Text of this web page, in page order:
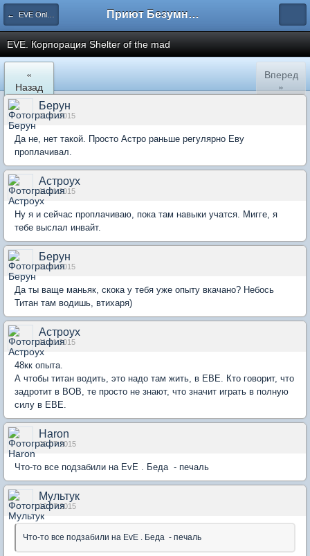
← EVE Online Приют Безумных
EVE. Корпорация Shelter of the mad
«
Назад
Вперед
»
Берун
11.01.2015
Да не, нет такой. Просто Астро раньше регулярно Еву
проплачивал.
Астроух
11.01.2015
Ну я и сейчас проплачиваю, пока там навыки учатся. Мигге, я
тебе выслал инвайт.
Берун
11.01.2015
Да ты ваще маньяк, скока у тебя уже опыту вкачано? Небось
Титан там водишь, втихаря)
Астроух
11.01.2015
48кк опыта.
А чтобы титан водить, это надо там жить, в ЕВЕ. Кто говорит, что
задротит в ВОВ, те просто не знают, что значит играть в полную
силу в ЕВЕ.
Haron
09.07.2015
Что-то все подзабили на EvE . Беда - печаль
Мультук
10.07.2015
Что-то все подзабили на EvE . Беда - печаль